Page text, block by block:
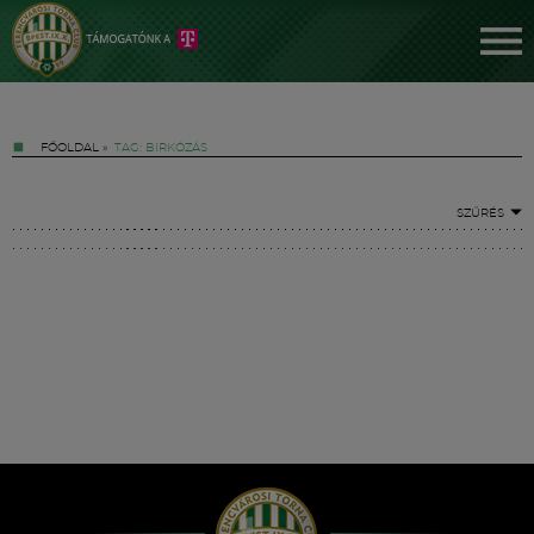
FŐOLDAL » TAG: BIRKÓZÁS
SZŰRÉS
Hírek